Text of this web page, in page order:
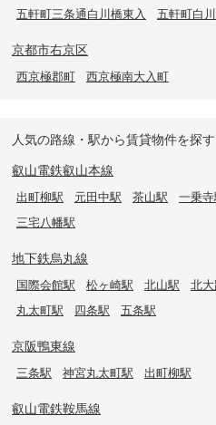
五軒町三条通白川橋東入
五軒町白
京都市右京区
西京極郡町 西京極南大入町
人気の路線・駅から賃貸物件を探す
叡山電鉄叡山本線
出町柳駅 元田中駅 茶山駅 一乗
三宅八幡駅
地下鉄烏丸線
国際会館駅 松ヶ崎駅 北山駅 北
丸太町駅
四条駅 五条駅
京阪鴨東線
三条駅 神宮丸太町駅 出町柳駅
叡山電鉄鞍馬線